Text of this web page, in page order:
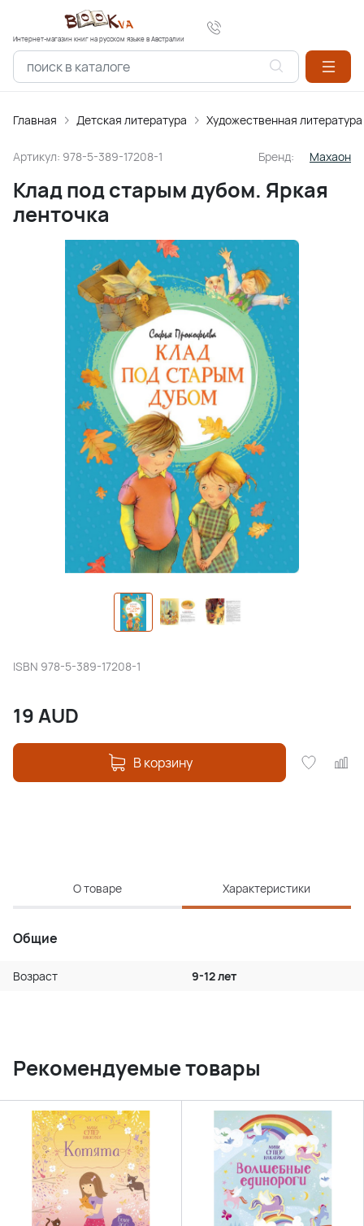
Интернет-магазин книг на русском языке в Австралии
Главная Детская литература Художественная литература
Артикул: 978-5-389-17208-1 Бренд: Махаон
Клад под старым дубом. Яркая
ленточка
ISBN 978-5-389-17208-1
19 AUD
В корзину
О товаре Характеристики
Общие
Возраст 9-12 лет
Рекомендуемые товары